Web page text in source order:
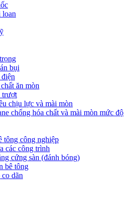
loan
bụi
ăn mòn
trượt
chịu lực và mài mòn
chống hóa chất và mài mòn mức độ
tông công nghiệp
các công trình
cứng sàn (đánh bóng)
bê tông
dãn